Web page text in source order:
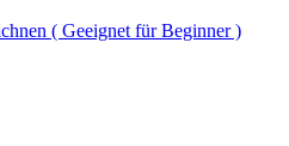
( Geeignet für Beginner )